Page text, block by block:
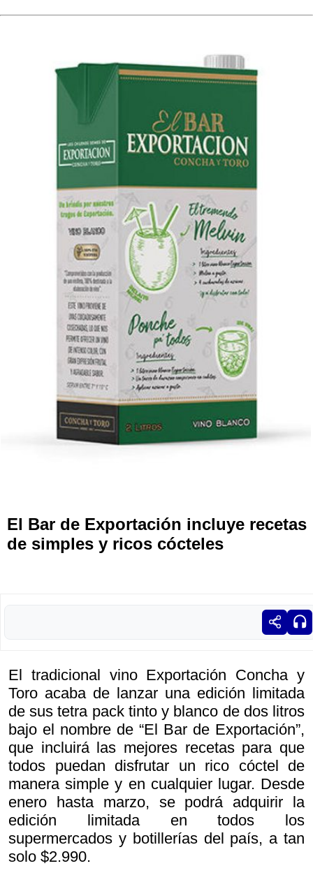
El Bar de Exportación incluye recetas
de simples y ricos cócteles
El tradicional vino Exportación Concha y
Toro acaba de lanzar una edición limitada
de sus tetra pack tinto y blanco de dos litros
bajo el nombre de “El Bar de Exportación”,
que incluirá las mejores recetas para que
todos puedan disfrutar un rico cóctel de
manera simple y en cualquier lugar. Desde
enero hasta marzo, se podrá adquirir la
edición limitada en todos los
supermercados y botillerías del país, a tan
solo $2.990.